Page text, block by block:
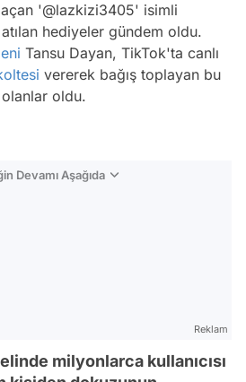
açan '@lazkizi3405' isimli
atılan hediyeler gündem oldu.
Tansu Dayan, TikTok'ta canlı
vererek bağış toplayan bu
olanlar oldu.
Devamı Aşağıda
Reklam
milyonlarca kullanıcısı